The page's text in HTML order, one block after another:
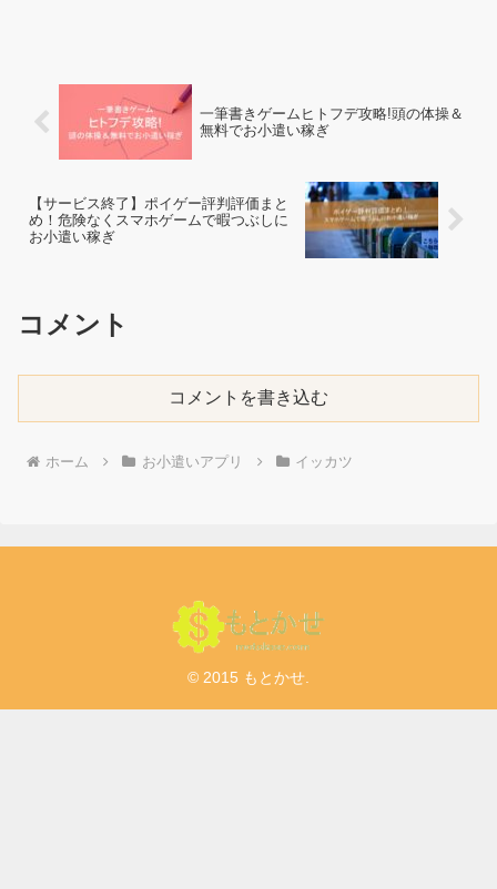
一筆書きゲームヒトフデ攻略!頭の体操＆
無料でお小遣い稼ぎ
【サービス終了】ポイゲー評判評価まと
め！危険なくスマホゲームで暇つぶしに
お小遣い稼ぎ
コメント
コメントを書き込む
ホーム お小遣いアプリ イッカツ
© 2015 もとかせ.